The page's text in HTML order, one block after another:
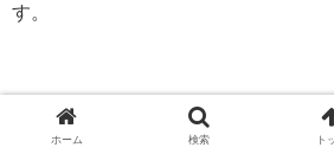
す。
ホーム 検索 ト